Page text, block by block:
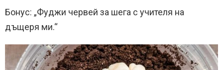
Бонус: „Фуджи червей за шега с учителя на
дъщеря ми.“